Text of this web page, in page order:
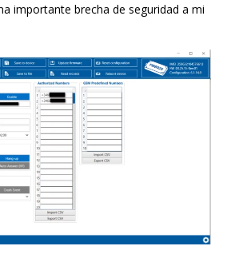
importante brecha de seguridad a mi